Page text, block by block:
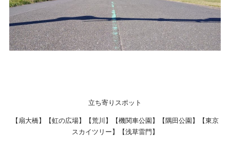
立ち寄りスポット
【扇大橋】【虹の広場】【荒川】【機関車公園】【隅田公園】【東京
スカイツリー】【浅草雷門】